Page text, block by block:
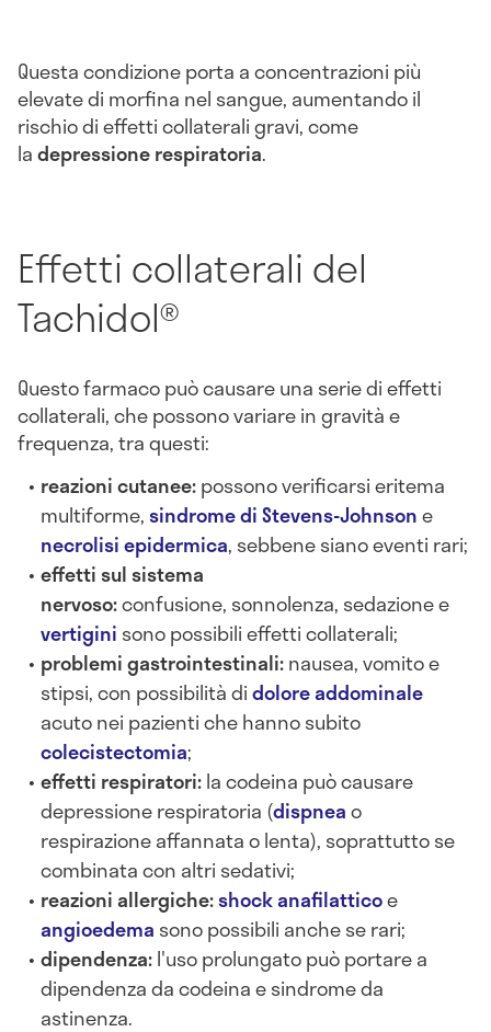
Questa condizione porta a concentrazioni più
elevate di morfina nel sangue, aumentando il
rischio di effetti collaterali gravi, come
ladepressione respiratoria.
Effetti collaterali del
Tachidol®
Questo farmaco può causare una serie di effetti
collaterali, che possono variare in gravità e
frequenza, tra questi:
reazioni cutanee:possono verificarsi eritema
multiforme,sindrome di Stevens-Johnsone
necrolisi epidermica, sebbene siano eventi rari;
effetti sul sistema
nervoso:confusione, sonnolenza, sedazione e
vertigini sono possibili effetti collaterali;
problemi gastrointestinali:nausea, vomito e
stipsi, con possibilità didolore addominale
acuto nei pazienti che hanno subito
colecistectomia;
effetti respiratori:la codeina può causare
depressione respiratoria (dispneao
respirazione affannata o lenta), soprattutto se
combinata con altri sedativi;
reazioni allergiche:shock anafilatticoe
angioedema sono possibili anche se rari;
dipendenza:l'uso prolungato può portare a
dipendenza da codeina e sindrome da
astinenza.